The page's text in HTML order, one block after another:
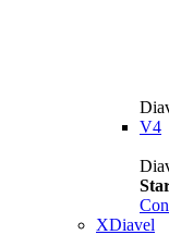
V4
XDiavel